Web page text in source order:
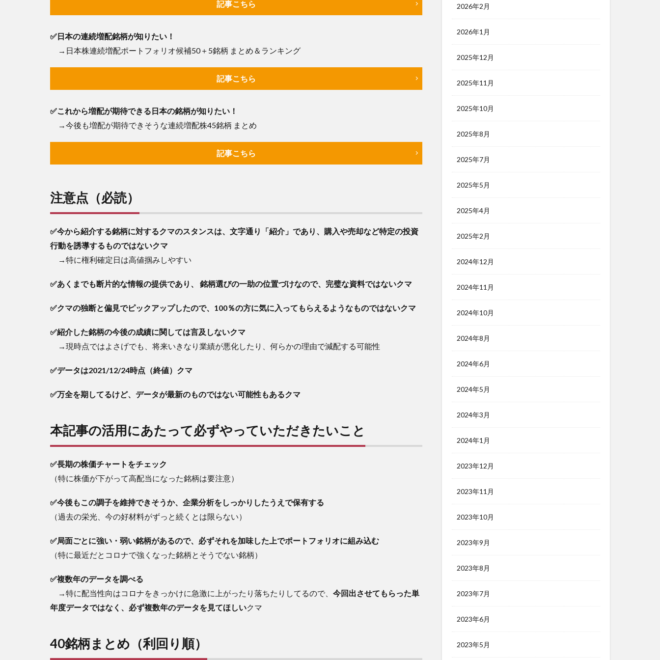
あ
っ
て
い
と
4
40
銘柄
まと
回り
順）
5
銘柄
まと
め
当性
い
順）
直
近
10
年
減
配
19
柄
と
め
1株
単価
が安
く、
える
銘柄
記事こちら
✅日本の連続増配銘柄が知りたい！
→日本株連続増配ポートフォリオ候補50＋5銘柄 まとめ＆ランキング
記事こちら
✅これから増配が期待できる日本の銘柄が知りたい！
→今後も増配が期待できそうな連続増配株45銘柄 まとめ
記事こちら
注意点（必読）
✅今から紹介する銘柄に対するクマのスタンスは、文字通り「紹介」であり、購入や売却など特定の投資
行動を誘導するものではないクマ
→特に権利確定日は高値掴みしやすい
✅あくまでも断片的な情報の提供であり、 銘柄選びの一助の位置づけなので、完璧な資料ではないクマ
✅クマの独断と偏見でピックアップしたので、100％の方に気に入ってもらえるようなものではないクマ
✅紹介した銘柄の今後の成績に関しては言及しないクマ
→現時点ではよさげでも、将来いきなり業績が悪化したり、何らかの理由で減配する可能性
✅データは2021/12/24時点（終値）クマ
✅万全を期してるけど、データが最新のものではない可能性もあるクマ
本記事の活用にあたって必ずやっていただきたいこと
✅長期の株価チャートをチェック
（特に株価が下がって高配当になった銘柄は要注意）
✅今後もこの調子を維持できそうか、企業分析をしっかりしたうえで保有する
（過去の栄光、今の好材料がずっと続くとは限らない）
✅局面ごとに強い・弱い銘柄があるので、必ずそれを加味した上でポートフォリオに組み込む
（特に最近だとコロナで強くなった銘柄とそうでない銘柄）
✅複数年のデータを調べる
→特に配当性向はコロナをきっかけに急激に上がったり落ちたりしてるので、 今回出させてもらった単
年度データではなく、必ず複数年のデータを見てほしいクマ
40銘柄まとめ（利回り順）
2026年2月
2026年1月
2025年12月
2025年11月
2025年10月
2025年8月
2025年7月
2025年5月
2025年4月
2025年2月
2024年12月
2024年11月
2024年10月
2024年8月
2024年6月
2024年5月
2024年3月
2024年1月
2023年12月
2023年11月
2023年10月
2023年9月
2023年8月
2023年7月
2023年6月
2023年5月